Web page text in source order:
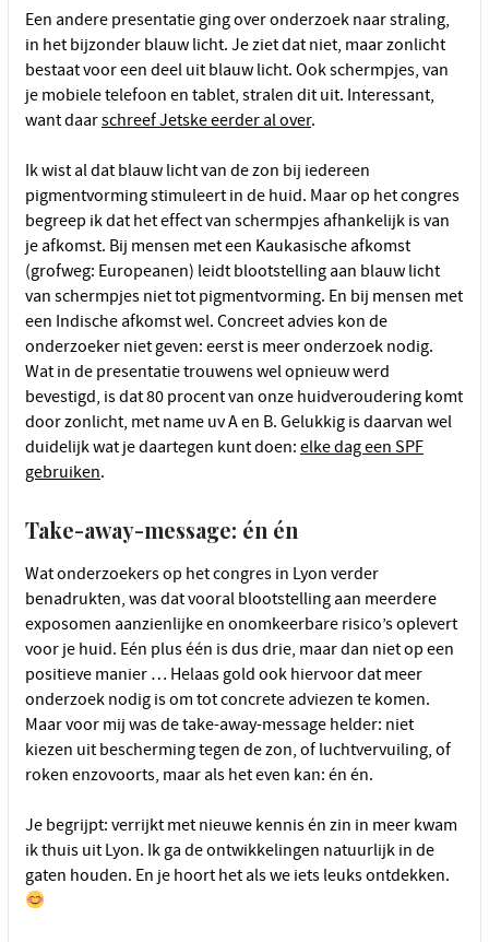
Een andere presentatie ging over onderzoek naar straling,
in het bijzonder blauw licht. Je ziet dat niet, maar zonlicht
bestaat voor een deel uit blauw licht. Ook schermpjes, van
je mobiele telefoon en tablet, stralen dit uit. Interessant,
want daarschreef Jetske eerder al over.
Ik wist al dat blauw licht van de zon bij iedereen
pigmentvorming stimuleert in de huid. Maar op het congres
begreep ik dat het effect van schermpjes afhankelijk is van
je afkomst. Bij mensen met een Kaukasische afkomst
(grofweg: Europeanen) leidt blootstelling aan blauw licht
van schermpjes niet tot pigmentvorming. En bij mensen met
een Indische afkomst wel. Concreet advies kon de
onderzoeker niet geven: eerst is meer onderzoek nodig.
Wat in de presentatie trouwens wel opnieuw werd
bevestigd, is dat 80 procent van onze huidveroudering komt
door zonlicht, met name uv A en B. Gelukkig is daarvan wel
duidelijk wat je daartegen kunt doen: elke dag een SPF
gebruiken.
Take-away-message: én én
Wat onderzoekers op het congres in Lyon verder
benadrukten, was dat vooral blootstelling aan meerdere
exposomen aanzienlijke en onomkeerbare risico’s oplevert
voor je huid. Eén plus één is dus drie, maar dan niet op een
positieve manier … Helaas gold ook hiervoor dat meer
onderzoek nodig is om tot concrete adviezen te komen.
Maar voor mij was de take-away-message helder: niet
kiezen uit bescherming tegen de zon, of luchtvervuiling, of
roken enzovoorts, maar als het even kan: én én.
Je begrijpt: verrijkt met nieuwe kennis én zin in meer kwam
ik thuis uit Lyon. Ik ga de ontwikkelingen natuurlijk in de
gaten houden. En je hoort het als we iets leuks ontdekken.